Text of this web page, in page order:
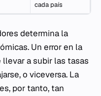
cada país
determina la
Un error en la
a subir las tasas
o viceversa. La
por tanto, tan